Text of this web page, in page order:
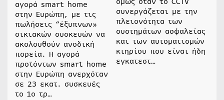
αγορά smart home
στην Ευρώπη, με τις
πωλήσεις “έξυπνων»
οικιακών συσκευών να
ακολουθούν ανοδική
πορεία. Η αγορά
προϊόντων smart home
στην Ευρώπη ανερχόταν
σε 23 εκατ. συσκευές
το 1ο τρ…
συνεργάζεται με την
πλειονότητα των
συστημάτων ασφαλείας
και των αυτοματισμών
κτηρίου που είναι ήδη
εγκατεστ…